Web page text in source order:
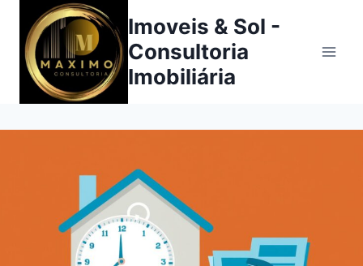
Imoveis & Sol -
Consultoria
Imobiliária